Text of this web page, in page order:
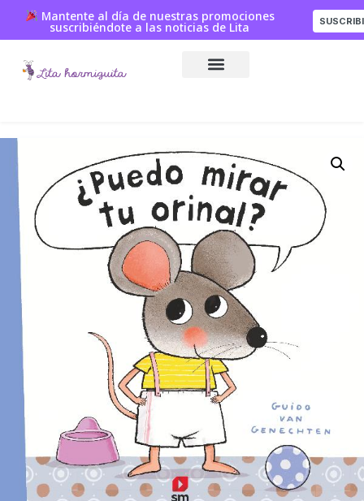
Mantente al día de nuestras promociones
suscribiéndote a las noticias de Lita